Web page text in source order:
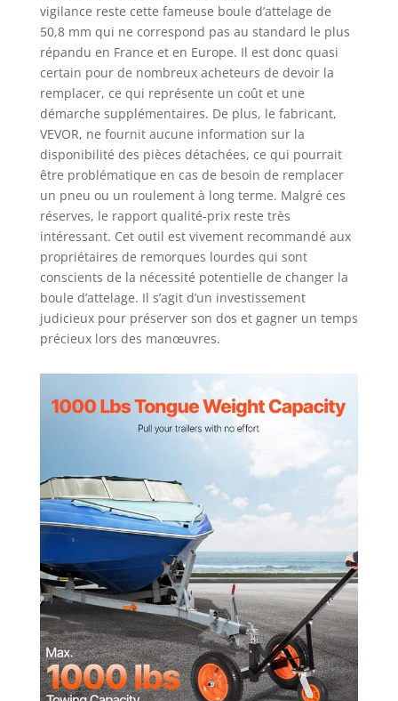
vigilance reste cette fameuse boule d’attelage de
50,8 mm qui ne correspond pas au standard le plus
répandu en France et en Europe. Il est donc quasi
certain pour de nombreux acheteurs de devoir la
remplacer, ce qui représente un coût et une
démarche supplémentaires. De plus, le fabricant,
VEVOR, ne fournit aucune information sur la
disponibilité des pièces détachées, ce qui pourrait
être problématique en cas de besoin de remplacer
un pneu ou un roulement à long terme. Malgré ces
réserves, le rapport qualité-prix reste très
intéressant. Cet outil est vivement recommandé aux
propriétaires de remorques lourdes qui sont
conscients de la nécessité potentielle de changer la
boule d’attelage. Il s’agit d’un investissement
judicieux pour préserver son dos et gagner un temps
précieux lors des manœuvres.